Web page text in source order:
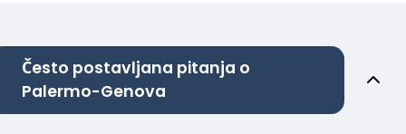
Često postavljana pitanja o
Palermo-Genova